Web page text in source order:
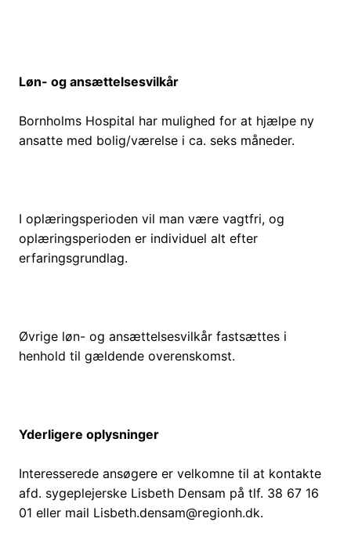
Løn- og ansættelsesvilkår
Bornholms Hospital har mulighed for at hjælpe ny
ansatte med bolig/værelse i ca. seks måneder.
I oplæringsperioden vil man være vagtfri, og
oplæringsperioden er individuel alt efter
erfaringsgrundlag.
Øvrige løn- og ansættelsesvilkår fastsættes i
henhold til gældende overenskomst.
Yderligere oplysninger
Interesserede ansøgere er velkomne til at kontakte
afd. sygeplejerske Lisbeth Densam på tlf. 38 67 16
01 eller mail Lisbeth.densam@regionh.dk.